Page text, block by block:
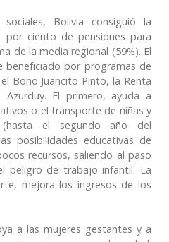
Bolivia consiguió la
por ciento de pensiones para
de la media regional (59%). El
beneficiado por programas de
Bono Juancito Pinto, la Renta
El primero, ayuda a
o el transporte de niñas y
el segundo año del
posibilidades educativas de
recursos, saliendo al paso
peligro de trabajo infantil. La
mejora los ingresos de los
a las mujeres gestantes y a